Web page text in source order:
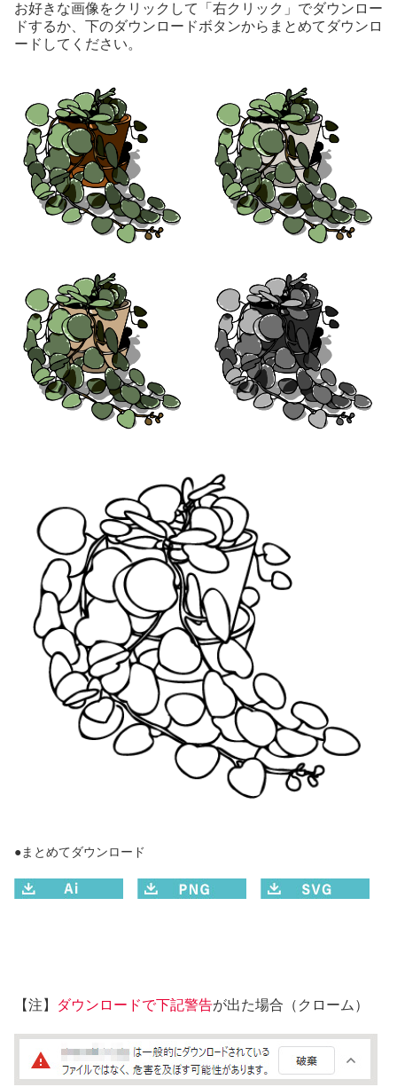
お好きな画像をクリックして「右クリック」でダウンロー
ドするか、下のダウンロードボタンからまとめてダウンロ
ードしてください。
●まとめてダウンロード
【注】 ダウンロードで下記警告が出た場合（クローム）